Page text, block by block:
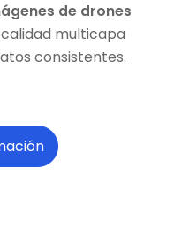
de drones
multicapa
consistentes.